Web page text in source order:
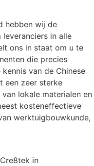
hebben wij de
in alle
ons in staat om u te
die precies
van de Chinese
een zeer sterke
lokale materialen en
kosteneffectieve
werktuigbouwkunde,
in